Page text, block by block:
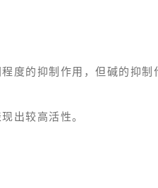
度的抑制作用，但碱的抑制
出较高活性。